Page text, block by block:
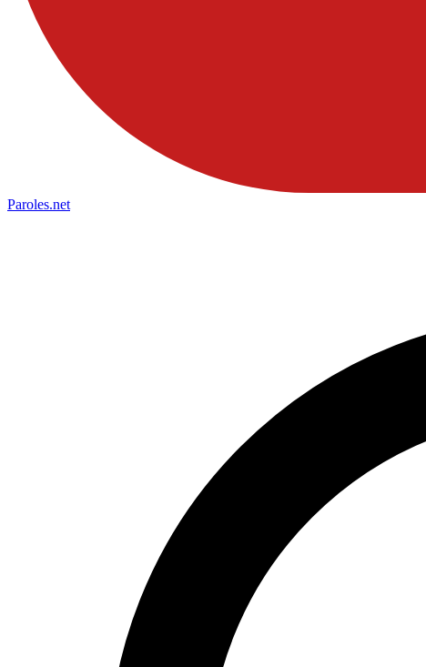
Paroles.net